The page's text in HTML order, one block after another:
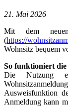
21. Mai 2026
Mit dem
(https://
Wohnsitz bequem
So funktioniert die
Die Nutzung
Ausweisfunktion
Anmeldung kann